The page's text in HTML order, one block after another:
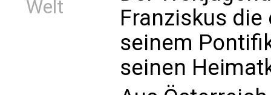
Welt
Franziskus
seinem
seinen